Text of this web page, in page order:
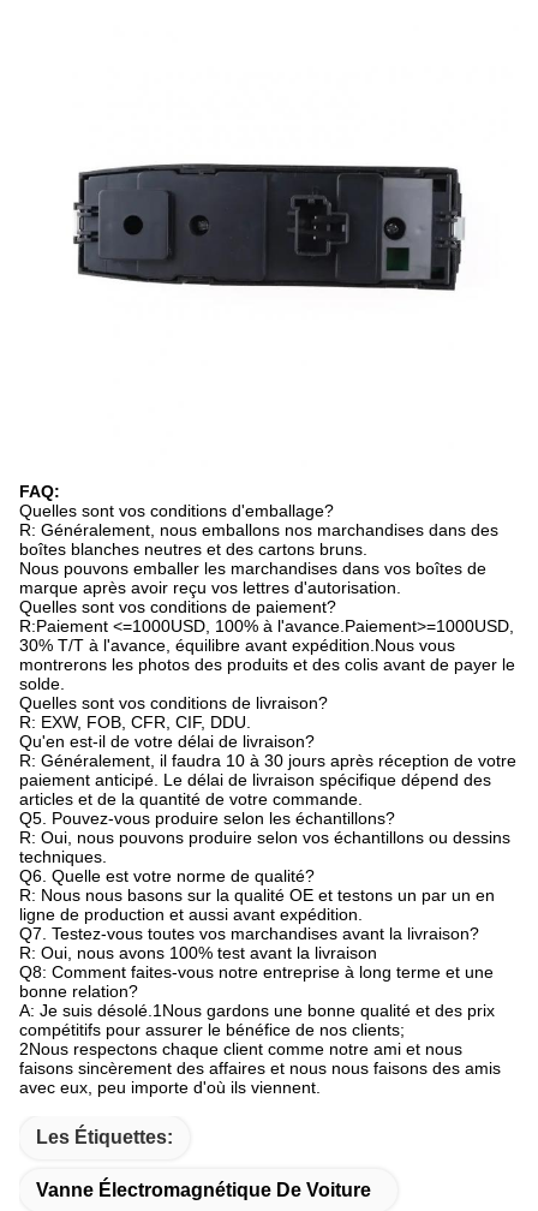
FAQ:
Quelles sont vos conditions d'emballage?
R: Généralement, nous emballons nos marchandises dans des
boîtes blanches neutres et des cartons bruns.
Nous pouvons emballer les marchandises dans vos boîtes de
marque après avoir reçu vos lettres d'autorisation.
Quelles sont vos conditions de paiement?
R:Paiement <=1000USD, 100% à l'avance.Paiement>=1000USD,
30% T/T à l'avance, équilibre avant expédition.Nous vous
montrerons les photos des produits et des colis avant de payer le
solde.
Quelles sont vos conditions de livraison?
R: EXW, FOB, CFR, CIF, DDU.
Qu'en est-il de votre délai de livraison?
R: Généralement, il faudra 10 à 30 jours après réception de votre
paiement anticipé. Le délai de livraison spécifique dépend des
articles et de la quantité de votre commande.
Q5. Pouvez-vous produire selon les échantillons?
R: Oui, nous pouvons produire selon vos échantillons ou dessins
techniques.
Q6. Quelle est votre norme de qualité?
R: Nous nous basons sur la qualité OE et testons un par un en
ligne de production et aussi avant expédition.
Q7. Testez-vous toutes vos marchandises avant la livraison?
R: Oui, nous avons 100% test avant la livraison
Q8: Comment faites-vous notre entreprise à long terme et une
bonne relation?
A: Je suis désolé.1Nous gardons une bonne qualité et des prix
compétitifs pour assurer le bénéfice de nos clients;
2Nous respectons chaque client comme notre ami et nous
faisons sincèrement des affaires et nous nous faisons des amis
avec eux, peu importe d'où ils viennent.
Les Étiquettes:
Vanne Électromagnétique De Voiture